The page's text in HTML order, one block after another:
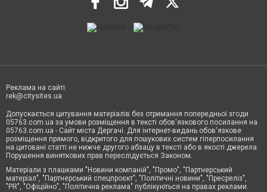
Реклама на сайті:
rek@citysites.ua
Допускається цитування матеріалів без отримання попередньої згоди
05763.com.ua за умови розміщення в тексті обов'язкового посилання на
05763.com.ua - Сайт міста Дергачі. Для інтернет-видань обов'язкове
розміщення прямого, відкритого для пошукових систем гіперпосилання
на цитовані статті не нижче другого абзацу в тексті або в якості джерела.
Порушення виняткових прав переслідується Законом.
Матеріали з плашками "Новини компаній", "Промо", "Партнерський
матеріал", "Партнерський спецпроєкт", "Політичні новини", "Пресреліз",
"PR", "Офіційно", "Політична реклама" публікуються на правах реклами.